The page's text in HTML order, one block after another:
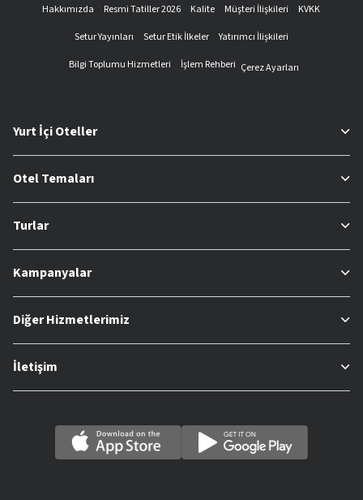
Hakkımızda Resmi Tatiller 2026 Kalite Müşteri İlişkileri
KVKK
Setur Yayınları
Setur Etik İlkeler
Yatırımcı İlişkileri
Bilgi Toplumu Hizmetleri
İşlem Rehberi Çerez Ayarları
Yurt İçi Oteller
Otel Temaları
Turlar
Kampanyalar
Diğer Hizmetlerimiz
İletişim